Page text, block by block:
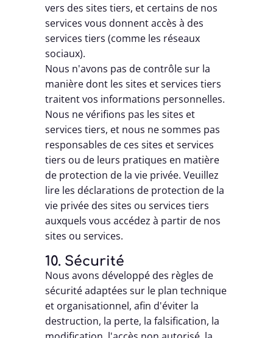
vers des sites tiers, et certains de nos
services vous donnent accès à des
services tiers (comme les réseaux
sociaux).
Nous n'avons pas de contrôle sur la
manière dont les sites et services tiers
traitent vos informations personnelles.
Nous ne vérifions pas les sites et
services tiers, et nous ne sommes pas
responsables de ces sites et services
tiers ou de leurs pratiques en matière
de protection de la vie privée. Veuillez
lire les déclarations de protection de la
vie privée des sites ou services tiers
auxquels vous accédez à partir de nos
sites ou services.
10. Sécurité
Nous avons développé des règles de
sécurité adaptées sur le plan technique
et organisationnel, afin d'éviter la
destruction, la perte, la falsification, la